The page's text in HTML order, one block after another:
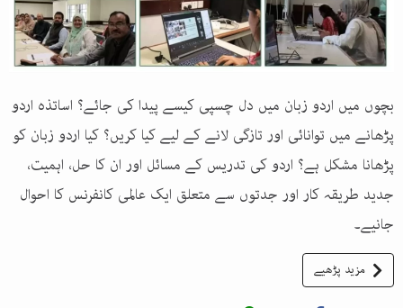
بچوں میں اردو زبان میں دل چسپی کیسے پیدا کی جائے؟ اساتذہ اردو
پڑھانے میں توانائی اور تازگی لانے کے لیے کیا کریں؟ کیا اردو زبان کو
پڑھانا مشکل ہے؟ اردو کی تدریس کے مسائل اور ان کا حل، اہمیت،
جدید طریقہ کار اور جدتوں سے متعلق ایک عالمی کانفرنس کا احوال
جانیے۔
مزید پڑھیے